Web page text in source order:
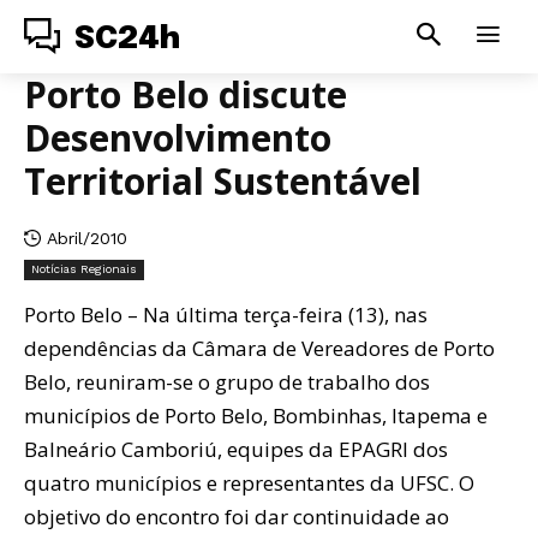
SC24h
Porto Belo discute
Desenvolvimento
Territorial Sustentável
Abril/2010
Notícias Regionais
Porto Belo – Na última terça-feira (13), nas
dependências da Câmara de Vereadores de Porto
Belo, reuniram-se o grupo de trabalho dos
municípios de Porto Belo, Bombinhas, Itapema e
Balneário Camboriú, equipes da EPAGRI dos
quatro municípios e representantes da UFSC. O
objetivo do encontro foi dar continuidade ao